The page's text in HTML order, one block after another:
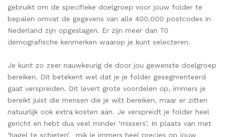
gebruikt om de specifieke doelgroep voor jouw folder te
bepalen omvat de gegevens van alle 400.000 postcodes in
Nederland zijn opgeslagen. Er zijn meer dan 70
demografische kenmerken waarop je kunt selecteren.
Je kunt zo zeer nauwkeurig de door jou gewenste doelgroep
bereiken. Dit betekent wel dat je je folder gesegmenteerd
gaat verspreiden. Dit levert grote voordelen op, immers je
bereikt juist die mensen die je wilt bereiken, maar er zitten
natuurlijk ook extra kosten aan. Je verspreidt je folder heel
gericht en hebt dus veel minder ‘missers’. In plaats van met
‘hagel te schieten’, mik je immers heel precies op jouw